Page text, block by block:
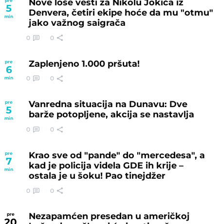
5
min
Nove loše vesti za Nikolu Jokića iz
Denvera, četiri ekipe hoće da mu "otmu"
jako važnog saigrača
0 0
pre
6
min
Zaplenjeno 1.000 pršuta!
0 0
pre
5
min
Vanredna situacija na Dunavu: Dve
barže potopljene, akcija se nastavlja
0 0
pre
7
min
Krao sve od "pande" do "mercedesa", a
kad je policija videla GDE ih krije –
ostala je u šoku! Pao tinejdžer
0 0
pre
Nezapamćen presedan u američkoj